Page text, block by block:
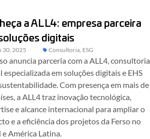
a ALL4: empresa parceira
digitais
30, 2025 Consultoria, ESG
anuncia parceria com a ALL4, consultoria
especializada em soluções digitais e EHS
Com presença em mais de
a ALL4 traz inovação tecnológica,
e alcance internacional para ampliar o
e a eficiência dos projetos da Ferso no
e América Latina.